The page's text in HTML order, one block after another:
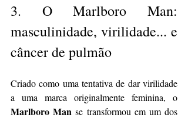
3. O Marlboro Man:
masculinidade, virilidade... e
câncer de pulmão
Criado como uma tentativa de dar virilidade
Marlboro Man se transformou em um dos